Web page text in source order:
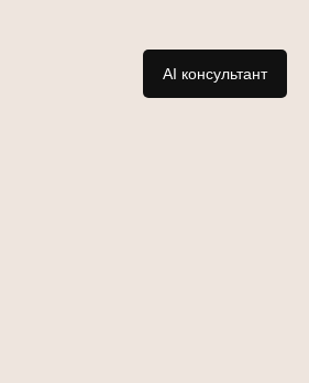
AI консультант